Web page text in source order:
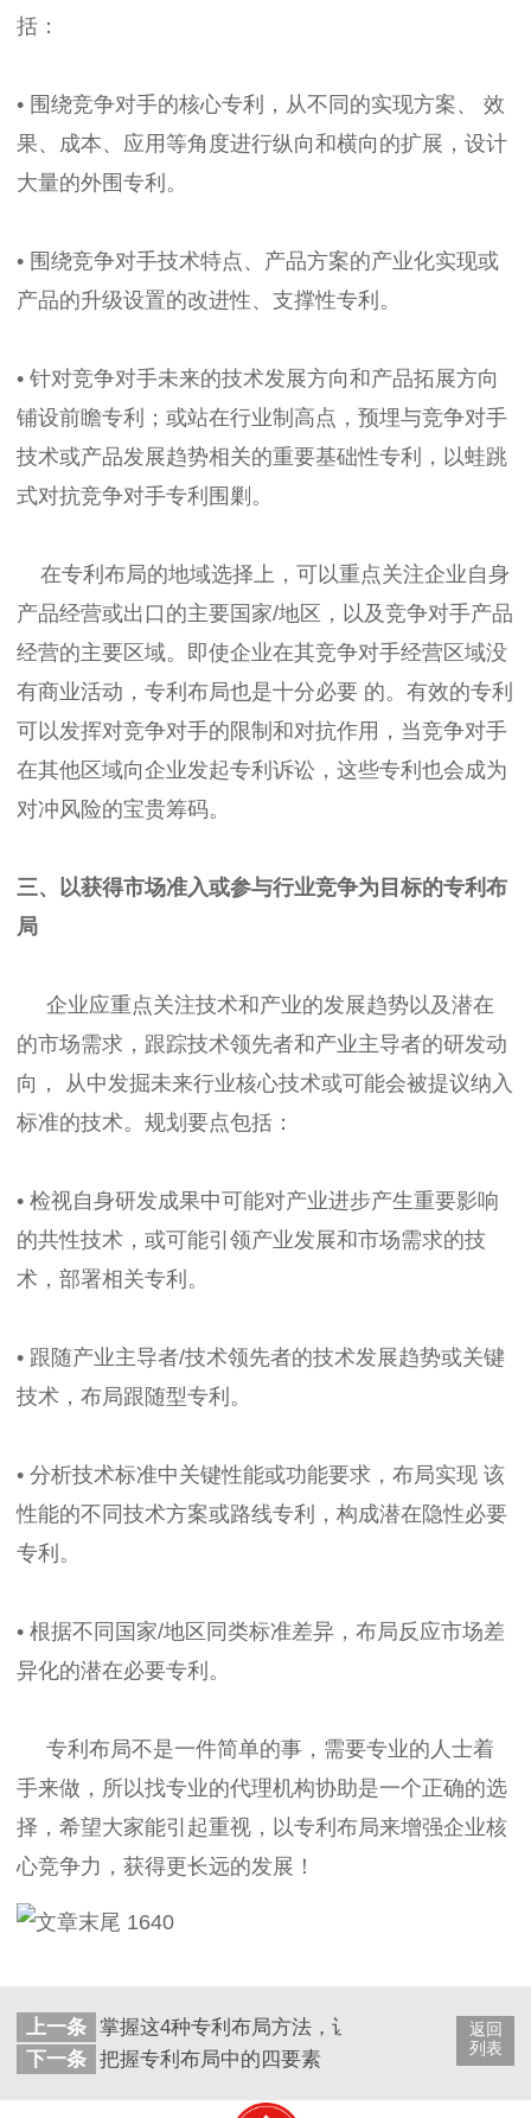
括：
• 围绕竞争对手的核心专利，从不同的实现方案、 效
果、成本、应用等角度进行纵向和横向的扩展，设计
大量的外围专利。
• 围绕竞争对手技术特点、产品方案的产业化实现或
产品的升级设置的改进性、支撑性专利。
• 针对竞争对手未来的技术发展方向和产品拓展方向
铺设前瞻专利；或站在行业制高点，预埋与竞争对手
技术或产品发展趋势相关的重要基础性专利，以蛙跳
式对抗竞争对手专利围剿。
在专利布局的地域选择上，可以重点关注企业自身
产品经营或出口的主要国家/地区，以及竞争对手产品
经营的主要区域。即使企业在其竞争对手经营区域没
有商业活动，专利布局也是十分必要 的。有效的专利
可以发挥对竞争对手的限制和对抗作用，当竞争对手
在其他区域向企业发起专利诉讼，这些专利也会成为
对冲风险的宝贵筹码。
三、以获得市场准入或参与行业竞争为目标的专利布
局
企业应重点关注技术和产业的发展趋势以及潜在
的市场需求，跟踪技术领先者和产业主导者的研发动
向， 从中发掘未来行业核心技术或可能会被提议纳入
标准的技术。规划要点包括：
• 检视自身研发成果中可能对产业进步产生重要影响
的共性技术，或可能引领产业发展和市场需求的技
术，部署相关专利。
• 跟随产业主导者/技术领先者的技术发展趋势或关键
技术，布局跟随型专利。
• 分析技术标准中关键性能或功能要求，布局实现 该
性能的不同技术方案或路线专利，构成潜在隐性必要
专利。
• 根据不同国家/地区同类标准差异，布局反应市场差
异化的潜在必要专利。
专利布局不是一件简单的事，需要专业的人士着
手来做，所以找专业的代理机构协助是一个正确的选
择，希望大家能引起重视，以专利布局来增强企业核
心竞争力，获得更长远的发展！
返回
列表
上一条 掌握这4种专利布局方法，让企业做到“事半功倍
下一条 把握专利布局中的四要素